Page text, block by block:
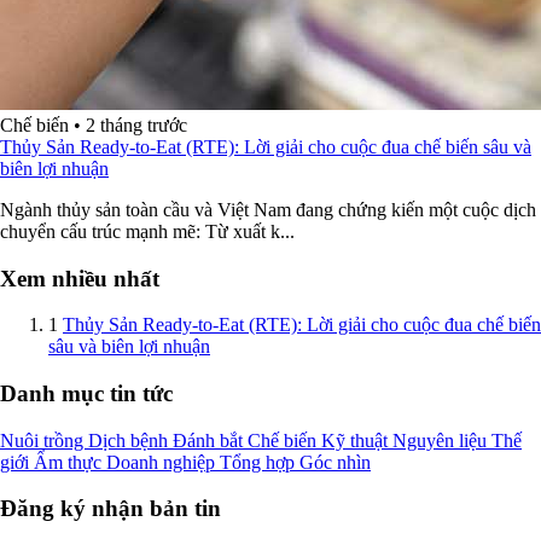
Chế biến • 2 tháng trước
Thủy Sản Ready-to-Eat (RTE): Lời giải cho cuộc đua chế biến sâu và
biên lợi nhuận
Ngành thủy sản toàn cầu và Việt Nam đang chứng kiến một cuộc dịch
chuyển cấu trúc mạnh mẽ: Từ xuất k...
Xem nhiều nhất
1 Thủy Sản Ready-to-Eat (RTE): Lời giải cho cuộc đua chế biến
sâu và biên lợi nhuận
Danh mục tin tức
Nuôi trồng Dịch bệnh Đánh bắt Chế biến Kỹ thuật Nguyên liệu Thế
giới Ẩm thực Doanh nghiệp Tổng hợp Góc nhìn
Đăng ký nhận bản tin